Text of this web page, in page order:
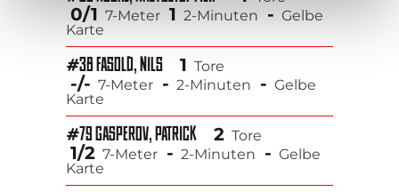
Datenschutz nach EU-Standards ein. So besteht etwa
das Risiko, dass US-Behörden personenbezogene Daten
in Überwachungsprogrammen verarbeiten, ohne
bestehende Klagemöglichkeit für Europäer.
Impressum
0/1 7-Meter 1 2-Minuten - Gelbe
Karte
#38 FASOLD, NILS 1 Tore
-/- 7-Meter - 2-Minuten - Gelbe
Karte
#79 GASPEROV, PATRICK 2 Tore
1/2 7-Meter - 2-Minuten - Gelbe
Karte